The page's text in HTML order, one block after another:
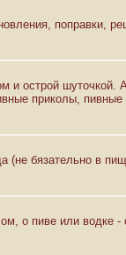
поправки,
и острой шуточкой.
приколы,
(не бязательно в
о пиве или водке -